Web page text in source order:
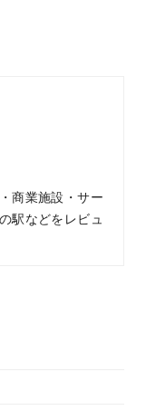
商業施設・サー
駅などをレビュ